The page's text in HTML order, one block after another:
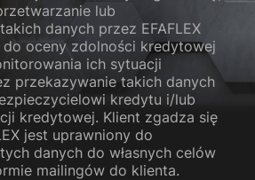
lub
danych przez EFAFLEX
oceny zdolności kredytowej
ich sytuacji
przekazywanie takich danych
kredytu i/lub
kredytowej. Klient zgadza się
jest uprawniony do
danych do własnych celów
mailingów do klienta.